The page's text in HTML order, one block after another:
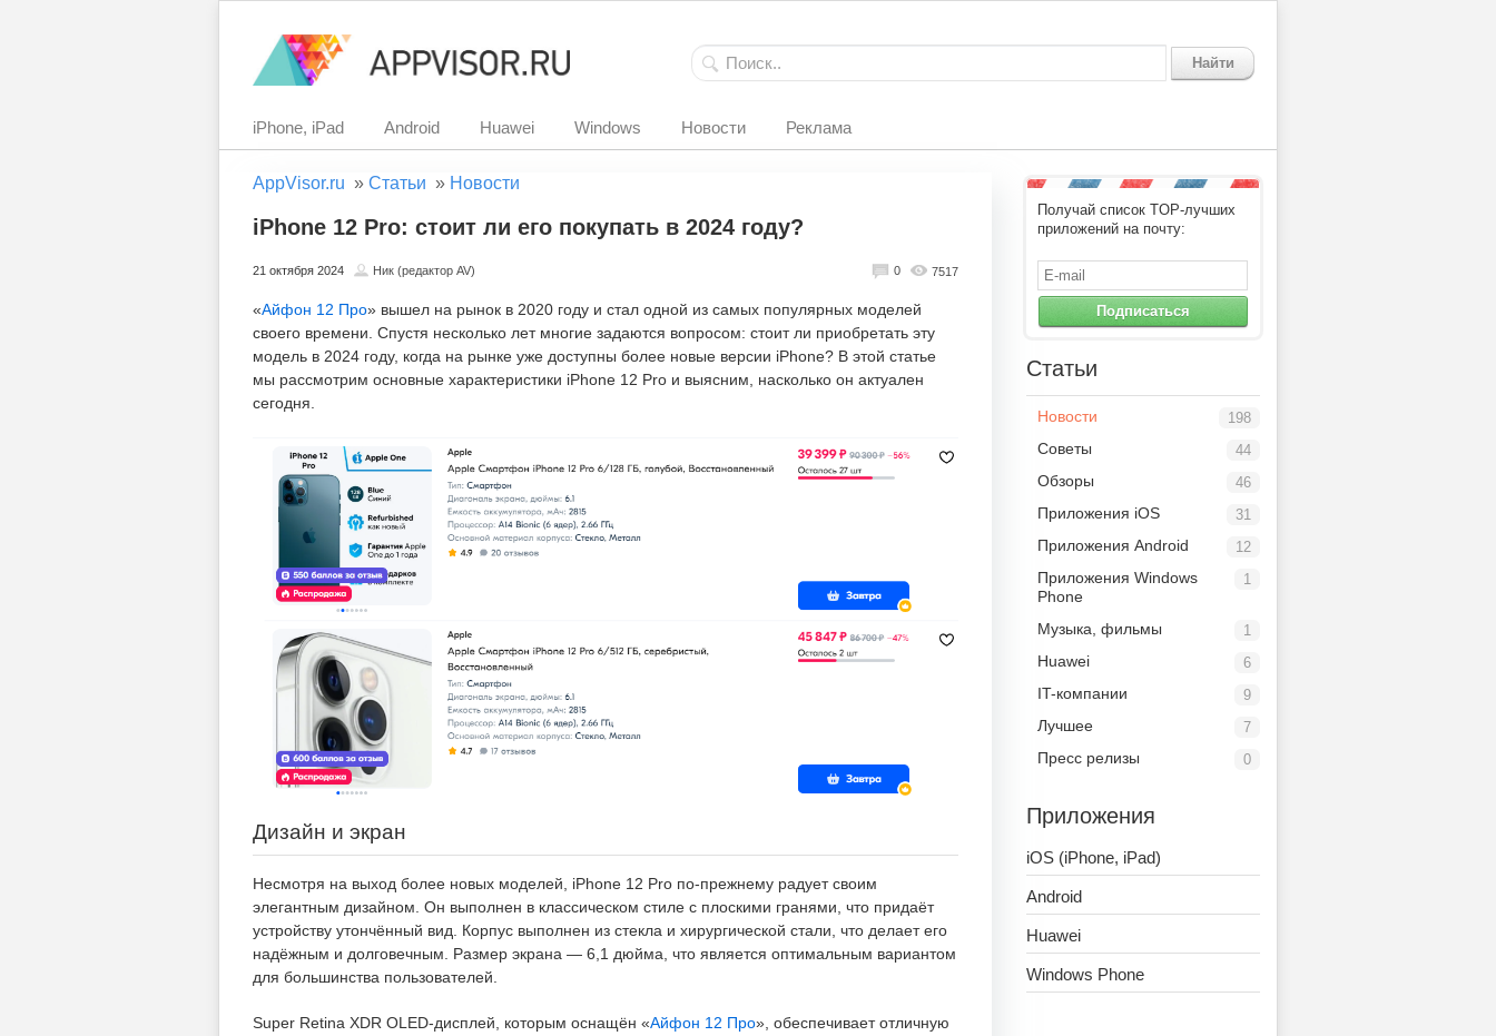
Найти
iPhone, iPad Android Huawei Windows Новости Реклама
AppVisor.ru » Статьи » Новости
iPhone 12 Pro: стоит ли его покупать в 2024 году?
21 октября 2024 Ник (редактор AV) 7517
0
«Айфон 12 Про» вышел на рынок в 2020 году и стал одной из самых популярных моделей
своего времени. Спустя несколько лет многие задаются вопросом: стоит ли приобретать эту
модель в 2024 году, когда на рынке уже доступны более новые версии iPhone? В этой статье
мы рассмотрим основные характеристики iPhone 12 Pro и выясним, насколько он актуален
сегодня.
Дизайн и экран
Несмотря на выход более новых моделей, iPhone 12 Pro по-прежнему радует своим
элегантным дизайном. Он выполнен в классическом стиле с плоскими гранями, что придаёт
устройству утончённый вид. Корпус выполнен из стекла и хирургической стали, что делает его
надёжным и долговечным. Размер экрана — 6,1 дюйма, что является оптимальным вариантом
для большинства пользователей.
Super Retina XDR OLED-дисплей, которым оснащён «Айфон 12 Про», обеспечивает отличную
Получай список TOP-лучших
приложений на почту:
Подписаться
Статьи
198
Новости
44
Советы
46
Обзоры
31
Приложения iOS
12
Приложения Android
1
Приложения Windows
Phone
1
Музыка, фильмы
6
Huawei
9
IT-компании
7
Лучшее
0
Пресс релизы
Приложения
iOS (iPhone, iPad)
Android
Huawei
Windows Phone